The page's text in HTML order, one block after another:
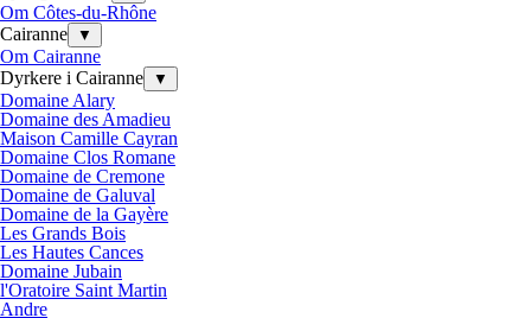
Om Côtes-du-Rhône
Cairanne
▼
Om Cairanne
Dyrkere i Cairanne
▼
Domaine Alary
Domaine des Amadieu
Maison Camille Cayran
Domaine Clos Romane
Domaine de Cremone
Domaine de Galuval
Domaine de la Gayère
Les Grands Bois
Les Hautes Cances
Domaine Jubain
l'Oratoire Saint Martin
Andre